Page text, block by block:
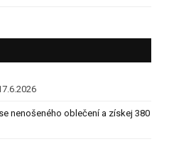
nenošeného oblečení a získej 380